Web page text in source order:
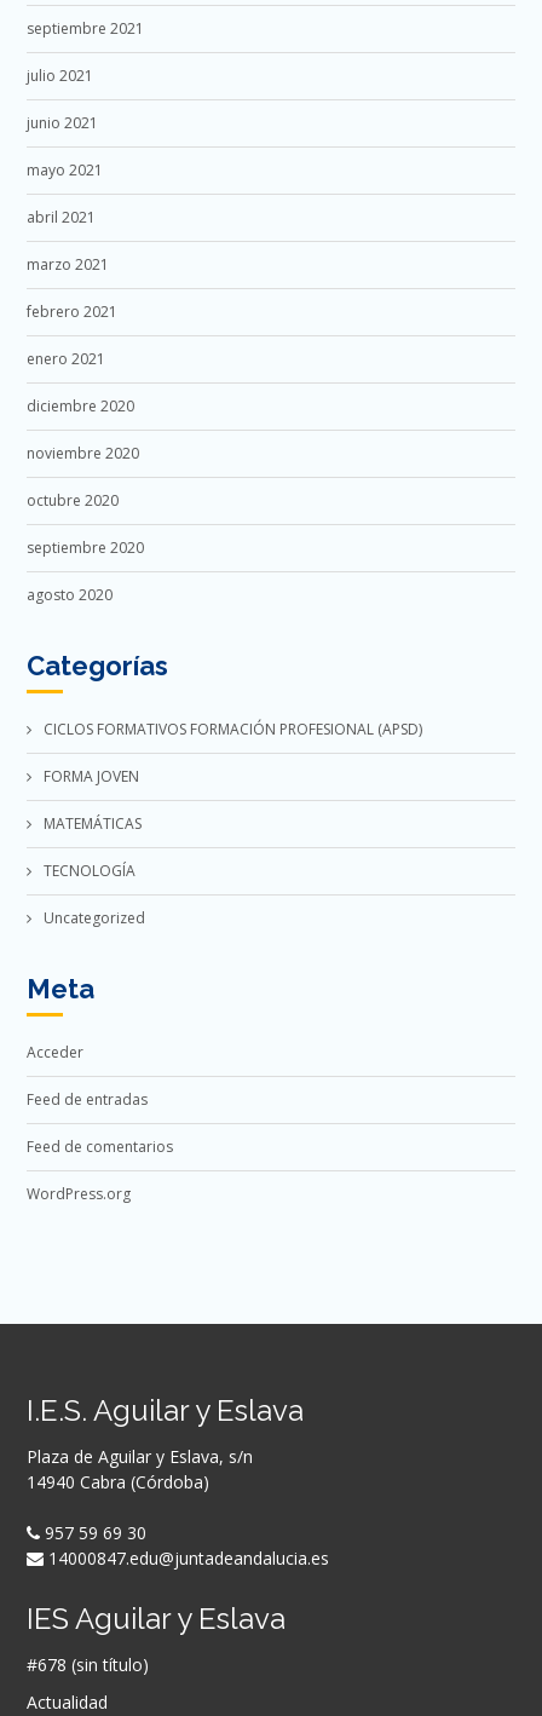
septiembre 2021
julio 2021
junio 2021
mayo 2021
abril 2021
marzo 2021
febrero 2021
enero 2021
diciembre 2020
noviembre 2020
octubre 2020
septiembre 2020
agosto 2020
Categorías
CICLOS FORMATIVOS FORMACIÓN PROFESIONAL (APSD)
FORMA JOVEN
MATEMÁTICAS
TECNOLOGÍA
Uncategorized
Meta
Acceder
Feed de entradas
Feed de comentarios
WordPress.org
I.E.S. Aguilar y Eslava
Plaza de Aguilar y Eslava, s/n
14940 Cabra (Córdoba)
957 59 69 30
14000847.edu@juntadeandalucia.es
IES Aguilar y Eslava
#678 (sin título)
Actualidad